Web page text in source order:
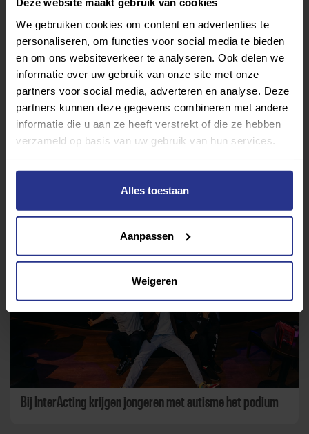
We gebruiken cookies om content en advertenties te
personaliseren, om functies voor social media te bieden
en om ons websiteverkeer te analyseren. Ook delen we
informatie over uw gebruik van onze site met onze
partners voor social media, adverteren en analyse. Deze
partners kunnen deze gegevens combineren met andere
informatie die u aan ze heeft verstrekt of die ze hebben
verzameld op basis van uw gebruik van hun services.
Alles toestaan
Aanpassen
Weigeren
Verder lezen over
Ervaringen Esports Gezondheid Inspiratie
Lifestyle Tech Tips & tricks
Terug naar nieuwsoverzicht
Aanbevolen berichten
Bij InterActing krijgen jongeren met autisme het podium